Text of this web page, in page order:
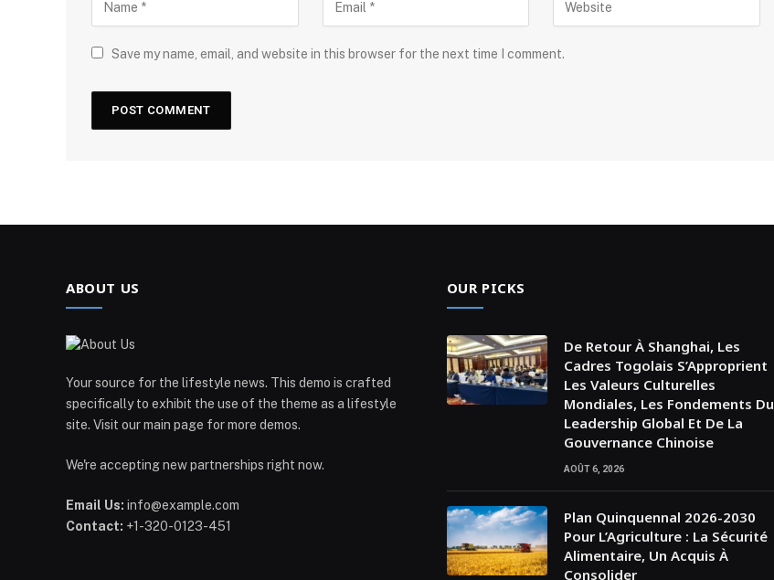
Save my name, email, and website in this browser for the next time I comment.
ABOUT US
Your source for the lifestyle news. This demo is crafted
specifically to exhibit the use of the theme as a lifestyle
site. Visit our main page for more demos.
We're accepting new partnerships right now.
Email Us: info@example.com
Contact: +1-320-0123-451
OUR PICKS
De Retour À Shanghai, Les
Cadres Togolais S’Approprient
Les Valeurs Culturelles
Mondiales, Les Fondements Du
Leadership Global Et De La
Gouvernance Chinoise
AOÛT 6, 2026
Plan Quinquennal 2026-2030
Pour L’Agriculture : La Sécurité
Alimentaire, Un Acquis À
Consolider